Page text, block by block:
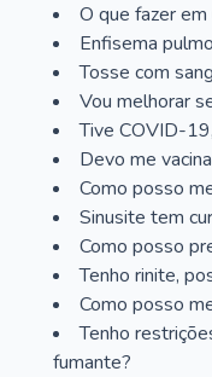
O que fazer
Enfisema
Tosse com
Vou melhorar
Tive COVID-
Devo me
Como posso
Sinusite tem
Como posso
Tenho rinite,
Como posso
Tenho
fumante?